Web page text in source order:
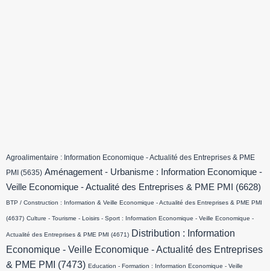
Agroalimentaire : Information Economique - Actualité des Entreprises & PME
PMI (5635) Aménagement - Urbanisme : Information Economique -
Veille Economique - Actualité des Entreprises & PME PMI
(6628)
BTP / Construction : Information & Veille Economique - Actualité des Entreprises & PME PMI
(4637) Culture - Tourisme - Loisirs - Sport : Information Economique - Veille Economique -
Actualité des Entreprises & PME PMI (4671) Distribution : Information
Economique - Veille Economique - Actualité des Entreprises
& PME PMI
(7473) Education - Formation : Information Economique - Veille